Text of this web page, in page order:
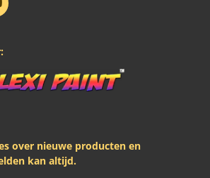
over nieuwe producten en
kan altijd.